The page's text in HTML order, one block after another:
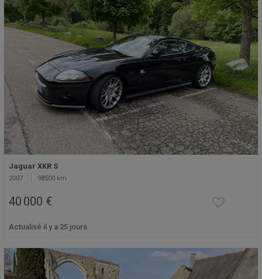
Jaguar XKR S
2007 98500 km
40 000 €
Actualisé il y a 25 jours